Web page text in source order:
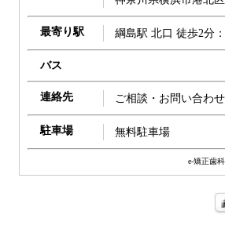
最寄り駅 綱島駅 北口 徒歩2分
バス
連絡先 ご相談・お問い合わ
駐車場 無料駐車場
e-矯正歯